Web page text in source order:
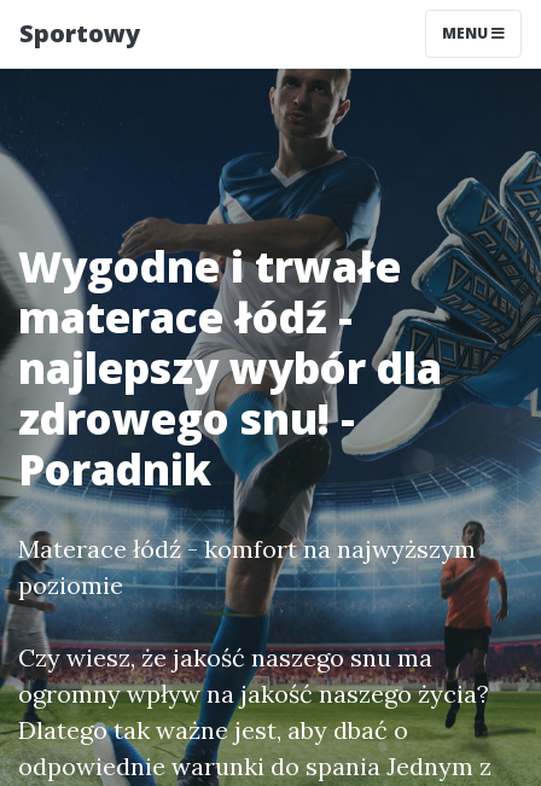
Sportowy MENU
Wygodne i trwałe
materace łódź -
najlepszy wybór dla
zdrowego snu! -
Poradnik
Materace łódź - komfort na najwyższym
poziomie
Czy wiesz, że jakość naszego snu ma
ogromny wpływ na jakość naszego życia?
Dlatego tak ważne jest, aby dbać o
odpowiednie warunki do spania Jednym z